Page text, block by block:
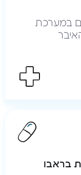
במערכת
בראבו